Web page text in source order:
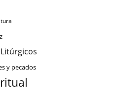
y pecados